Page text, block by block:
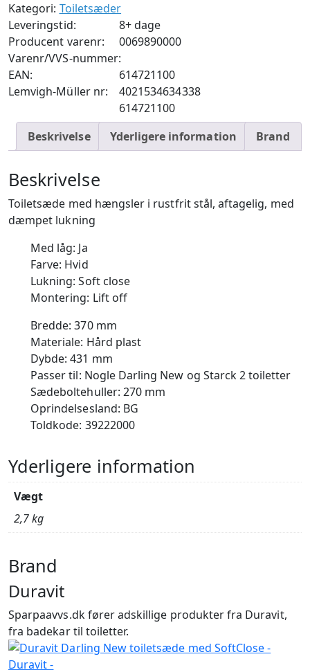
antal
Kategori: Toiletsæder
Leveringstid:
8+ dage
Producent varenr:
0069890000
Varenr/VVS-nummer:
614721100
EAN:
4021534634338
Lemvigh-Müller nr:
614721100
Beskrivelse
Yderligere information Brand
Beskrivelse
Toiletsæde med hængsler i rustfrit stål, aftagelig, med
dæmpet lukning
Med låg: Ja
Farve: Hvid
Lukning: Soft close
Montering: Lift off
Bredde: 370 mm
Materiale: Hård plast
Dybde: 431 mm
Passer til: Nogle Darling New og Starck 2 toiletter
Sædeboltehuller: 270 mm
Oprindelsesland: BG
Toldkode: 39222000
Yderligere information
Vægt
2,7 kg
Brand
Duravit
Sparpaavvs.dk fører adskillige produkter fra Duravit,
fra badekar til toiletter.